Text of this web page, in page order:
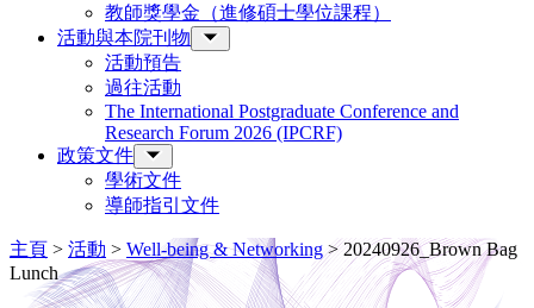
教師獎學金（進修碩士學位課程）
活動與本院刊物
活動預告
過往活動
The International Postgraduate Conference and
Research Forum 2026 (IPCRF)
政策文件
學術文件
導師指引文件
主頁 > 活動 > Well-being & Networking>20240926_Brown Bag
Lunch